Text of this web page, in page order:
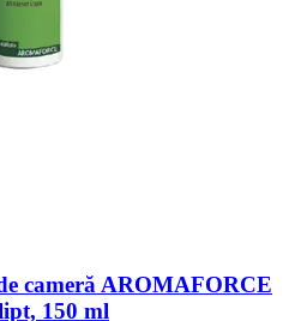
cameră AROMAFORCE
150 ml